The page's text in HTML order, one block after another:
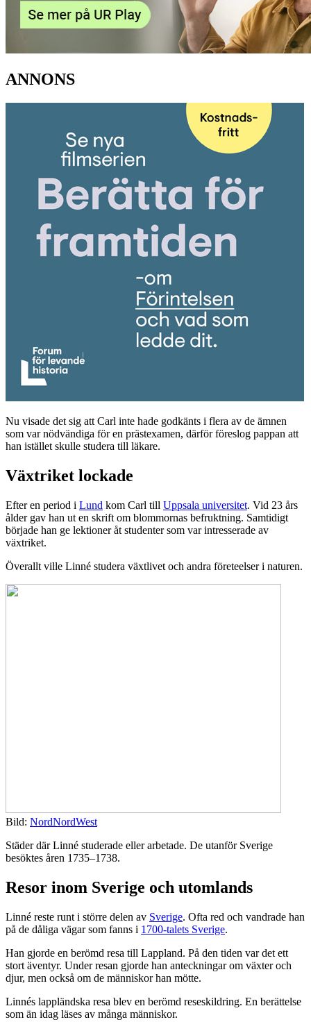
ANNONS
Nu visade det sig att Carl inte hade godkänts i flera av de ämnen
som var nödvändiga för en prästexamen, därför föreslog pappan att
han istället skulle studera till läkare.
Växtriket lockade
Efter en period i Lund kom Carl till Uppsala universitet. Vid 23 års
ålder gav han ut en skrift om blommornas befruktning. Samtidigt
började han ge lektioner åt studenter som var intresserade av
växtriket.
Överallt ville Linné studera växtlivet och andra företeelser i naturen.
Bild: NordNordWest
Städer där Linné studerade eller arbetade. De utanför Sverige
besöktes åren 1735–1738.
Resor inom Sverige och utomlands
Linné reste runt i större delen av Sverige. Ofta red och vandrade han
på de dåliga vägar som fanns i 1700-talets Sverige.
Han gjorde en berömd resa till Lappland. På den tiden var det ett
stort äventyr. Under resan gjorde han anteckningar om växter och
djur, men också om de människor han mötte.
Linnés lappländska resa blev en berömd reseskildring. En berättelse
som än idag läses av många människor.